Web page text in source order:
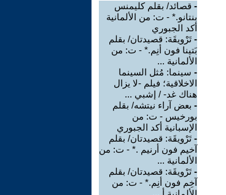
- قصائد/ بقلم كليمنس
بنتانو.* - ت: من الألمانية
أكد الجبوري
- تَرْويقَة: قصيدتان/ بقلم
بَتينا فون أنِم.* - ت: من
الألمانية ...
- سينما: مُثل السينما
الاخلاقية؛ فيلم -لا يزال
هناك غد- / إشبي ...
- بعض آراء نيتشه/ بقلم
بورخيس - ت: من
الإسبانية أكد الجبوري
- تَرْويقَة: قصيدتان/ بقلم
آخيم فون أرنيم .* - ت: من
الألمانية ...
- تَرْويقَة: قصيدتان/ بقلم
آخِم فون أنِم.* - ت: من